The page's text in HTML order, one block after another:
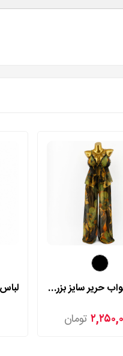
لباس خواب حریر سایز بزرگ لورنزا مدل 24532
تومان